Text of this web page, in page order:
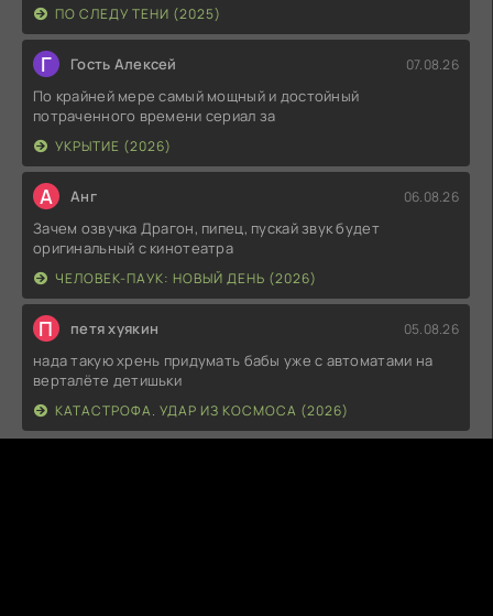
ПО СЛЕДУ ТЕНИ (2025)
Г Гость Алексей 07.08.26
По крайней мере самый мощный и достойный
потраченного времени сериал за
УКРЫТИЕ (2026)
А Анг 06.08.26
Зачем озвучка Драгон, пипец, пускай звук будет
оригинальный с кинотеатра
ЧЕЛОВЕК-ПАУК: НОВЫЙ ДЕНЬ (2026)
П петя хуякин 05.08.26
нада такую хрень придумать бабы уже с автоматами на
верталёте детишьки
КАТАСТРОФА. УДАР ИЗ КОСМОСА (2026)